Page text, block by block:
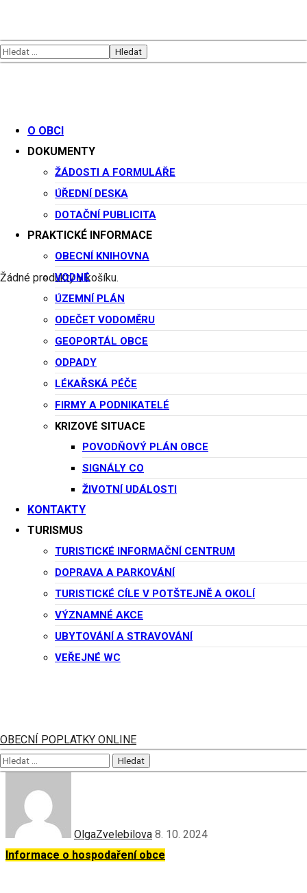
Žádné produkty v košíku.
O OBCI
DOKUMENTY
ŽÁDOSTI A FORMULÁŘE
ÚŘEDNÍ DESKA
DOTAČNÍ PUBLICITA
PRAKTICKÉ INFORMACE
OBECNÍ KNIHOVNA
VODNÉ
ÚZEMNÍ PLÁN
ODEČET VODOMĚRU
GEOPORTÁL OBCE
ODPADY
LÉKAŘSKÁ PÉČE
FIRMY A PODNIKATELÉ
KRIZOVÉ SITUACE
POVODŇOVÝ PLÁN OBCE
SIGNÁLY CO
ŽIVOTNÍ UDÁLOSTI
KONTAKTY
TURISMUS
TURISTICKÉ INFORMAČNÍ CENTRUM
DOPRAVA A PARKOVÁNÍ
TURISTICKÉ CÍLE V POTŠTEJNĚ A OKOLÍ
VÝZNAMNÉ AKCE
UBYTOVÁNÍ A STRAVOVÁNÍ
VEŘEJNÉ WC
OBECNÍ POPLATKY ONLINE
Rozpočtové opatření č.6
Informace o hospodaření obce
8. 10. 2024
Rozpočtové
opatření č.6
vyvěšeno 8.10.2024
sejmuto: 19.3.2025
🗓️ Datum vyvěšení:8. 10. 2024
🗓️ Datum svěšení:
Poskytnutí informace4. 10. 2024
Veřejnosprávní smlouva - SDH16. 10. 2024
Další příspěvky
Rozpočtové opatření č.6
OlgaZvelebilova 8. 10. 2024
Informace o hospodaření obce